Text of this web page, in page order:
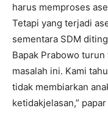
harus memproses
Tetapi yang terjadi
sementara SDM
Bapak Prabowo
masalah ini. Kami
tidak membiarkan
ketidakjelasan,”